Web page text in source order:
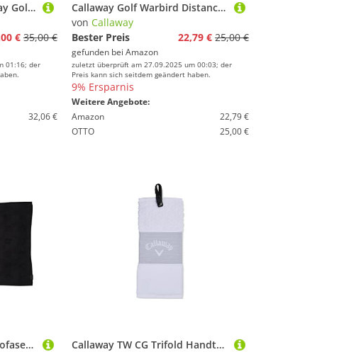
Callaway Golfball Callaway Golfball Supersoft 2025 Grün 1 Dutzend
€ 35,00 €
01:16; der
32,06 €
Callaway Golf Warbird Distance + Golfball 2025, Weiß
von Callaway
Bester Preis
22,79 € 25,00 €
gefunden bei Amazon
zuletzt überprüft am 27.09.2025 um 00:03; der
Preis kann sich seitdem geändert haben.
9% Ersparnis
Weitere Angebote:
Amazon
22,79 €
OTTO
25,00 €
Callaway TW CG OD Mikrofaser-Handtuch BLK 23
Callaway TW CG Trifold Handtuch WHT 23